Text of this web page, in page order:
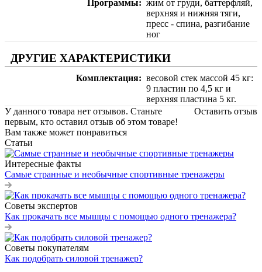
Программы
жим от груди, баттерфляй,
верхняя и нижняя тяги,
пресс - спина, разгибание
ног
ДРУГИЕ ХАРАКТЕРИСТИКИ
Комплектация
весовой стек массой 45 кг:
9 пластин по 4,5 кг и
верхняя пластина 5 кг.
Оставить отзыв
У данного товара нет отзывов. Станьте
первым, кто оставил отзыв об этом товаре!
Вам также может понравиться
Статьи
Интересные факты
Самые странные и необычные спортивные тренажеры
Советы экспертов
Как прокачать все мышцы с помощью одного тренажера?
Советы покупателям
Как подобрать силовой тренажер?